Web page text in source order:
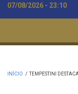
07/08/2026 - 23:10
INÍCIO / TEMPESTINI